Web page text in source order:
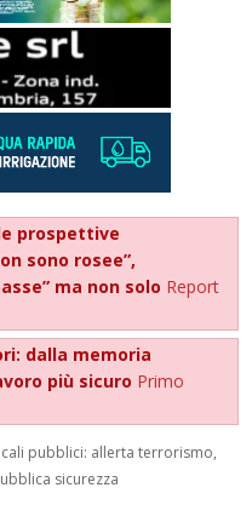
prospettive
sono rosee”,
ma non solo Report
dalla memoria
più sicuro Primo
pubblici: allerta terrorismo,
sicurezza